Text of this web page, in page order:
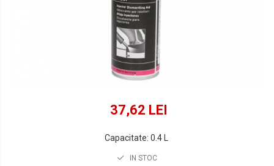
Lichide Suspensie Motociclete
Lichide Întreținere Autoturisme
Lichide Întreținere Motociclete37,62 LEI
Capacitate: 0.4 L
IN STOC